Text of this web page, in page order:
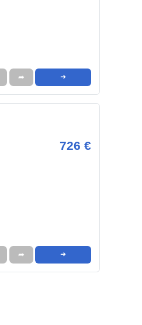
➦ ➜
726 €
➦ ➜